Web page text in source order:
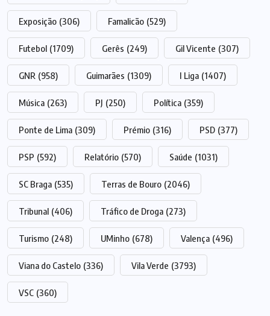
Exposição (306) Famalicão (529)
Futebol (1709) Gerês (249) Gil Vicente (307)
GNR (958) Guimarães (1309) I Liga (1407)
Música (263) PJ (250) Política (359)
Ponte de Lima (309) Prémio (316) PSD (377)
PSP (592) Relatório (570) Saúde (1031)
SC Braga (535) Terras de Bouro (2046)
Tribunal (406) Tráfico de Droga (273)
Turismo (248) UMinho (678) Valença (496)
Viana do Castelo (336) Vila Verde (3793)
VSC (360)